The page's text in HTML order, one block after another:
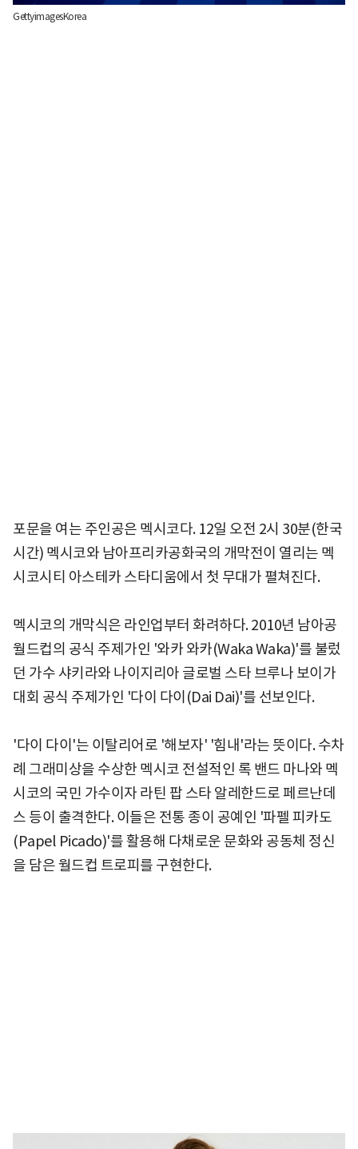
GettyimagesKorea
포문을 여는 주인공은 멕시코다. 12일 오전 2시 30분(한국
시간) 멕시코와 남아프리카공화국의 개막전이 열리는 멕
시코시티 아스테카 스타디움에서 첫 무대가 펼쳐진다.
멕시코의 개막식은 라인업부터 화려하다. 2010년 남아공
월드컵의 공식 주제가인 '와카 와카(Waka Waka)'를 불렀
던 가수 샤키라와 나이지리아 글로벌 스타 브루나 보이가
대회 공식 주제가인 '다이 다이(Dai Dai)'를 선보인다.
'다이 다이'는 이탈리어로 '해보자' '힘내'라는 뜻이다. 수차
례 그래미상을 수상한 멕시코 전설적인 록 밴드 마나와 멕
시코의 국민 가수이자 라틴 팝 스타 알레한드로 페르난데
스 등이 출격한다. 이들은 전통 종이 공예인 '파펠 피카도
(Papel Picado)'를 활용해 다채로운 문화와 공동체 정신
을 담은 월드컵 트로피를 구현한다.